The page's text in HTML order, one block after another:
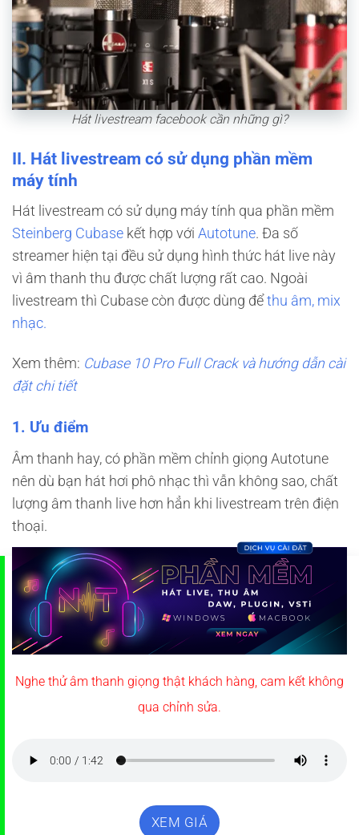
Hát livestream facebook cần những gì?
II. Hát livestream có sử dụng phần mềm
máy tính
Hát livestream có sử dụng máy tính qua phần mềm
Steinberg Cubase kết hợp với Autotune. Đa số
streamer hiện tại đều sử dụng hình thức hát live này
vì âm thanh thu được chất lượng rất cao. Ngoài
livestream thì Cubase còn được dùng đểthu âm, mix
nhạc.
Xem thêm: Cubase 10 Pro Full Crack và hướng dẫn cài
đặt chi tiết
1. Ưu điểm
Âm thanh hay, có phần mềm chỉnh giọng Autotune
nên dù bạn hát hơi phô nhạc thì vẫn không sao, chất
lượng âm thanh live hơn hẳn khi livestream trên điện
thoại.
Nghe thử âm thanh giọng thật khách hàng, cam kết không
qua chỉnh sửa.
XEM GIÁ